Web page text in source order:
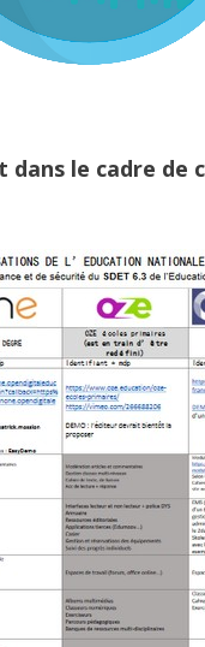
dans le cadre